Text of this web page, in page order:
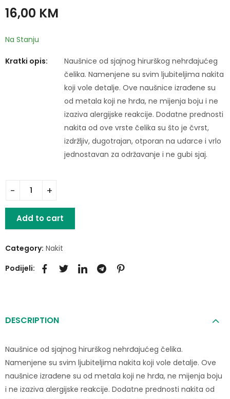
16,00 KM
Na Stanju
Kratki opis:
Naušnice od sjajnog hirurškog nehrđajućeg
čelika. Namenjene su svim ljubiteljima nakita
koji vole detalje. Ove naušnice izrađene su
od metala koji ne hrđa, ne mijenja boju i ne
izaziva alergijske reakcije. Dodatne prednosti
nakita od ove vrste čelika su što je čvrst,
izdržljiv, dugotrajan, otporan na udarce i vrlo
jednostavan za održavanje i ne gubi sjaj.
Add to cart
Category: Nakit
Podijeli:
DESCRIPTION
Naušnice od sjajnog hirurškog nehrđajućeg čelika.
Namenjene su svim ljubiteljima nakita koji vole detalje. Ove
naušnice izrađene su od metala koji ne hrđa, ne mijenja boju
i ne izaziva alergijske reakcije. Dodatne prednosti nakita od